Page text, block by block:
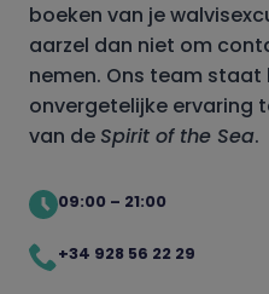
boeken van je
aarzel dan niet om
nemen. Ons team staat
onvergetelijke ervaring
van de Spirit of the Sea.
09:00 – 21:00
+34 928 56 22 29